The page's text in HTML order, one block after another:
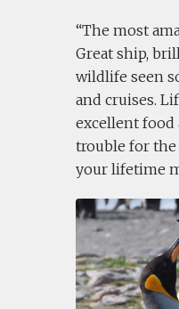
The most
Great ship,
wildlife seen
and cruises.
excellent
trouble for the
your lifetime